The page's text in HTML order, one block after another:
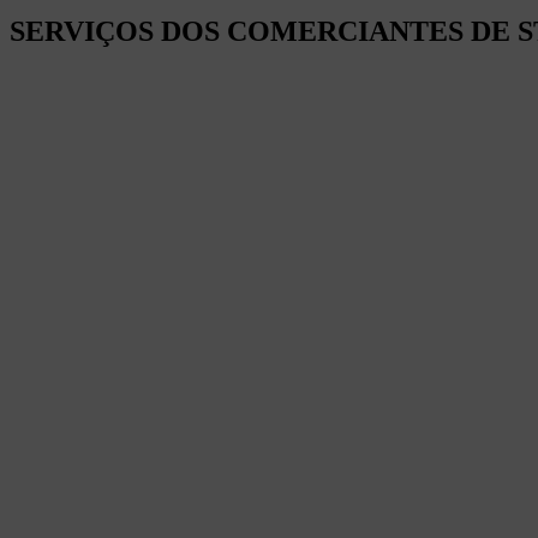
SERVIÇOS DOS COMERCIANTES DE